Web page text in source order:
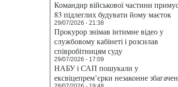
Командир військової частини
83 підлеглих будувати йому маєток
29/07/2026 - 21:38
Прокурор знімав інтимне відео у
службовому кабінеті і розсилав
співробітницям суду
29/07/2026 - 17:09
НАБУ і САП пошукали у
ексвіцепрем’єрки незаконне